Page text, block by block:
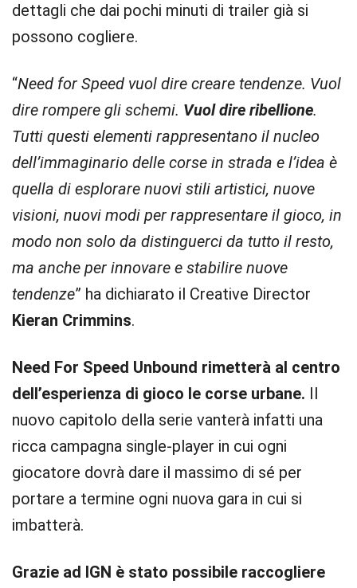
dettagli che dai pochi minuti di trailer già si
possono cogliere.
“Need for Speed vuol dire creare tendenze. Vuol
dire rompere gli schemi. Vuol dire ribellione.
Tutti questi elementi rappresentano il nucleo
dell’immaginario delle corse in strada e l’idea è
quella di esplorare nuovi stili artistici, nuove
visioni, nuovi modi per rappresentare il gioco, in
modo non solo da distinguerci da tutto il resto,
ma anche per innovare e stabilire nuove
tendenze” ha dichiarato il Creative Director
Kieran Crimmins.
Need For Speed Unbound rimetterà al centro
dell’esperienza di gioco le corse urbane. Il
nuovo capitolo della serie vanterà infatti una
ricca campagna single-player in cui ogni
giocatore dovrà dare il massimo di sé per
portare a termine ogni nuova gara in cui si
imbatterà.
Grazie ad IGN è stato possibile raccogliere